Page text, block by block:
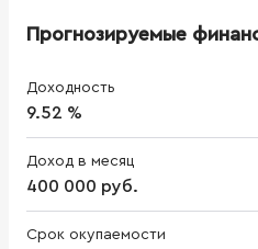
Прогнозируемые
Доходность
9.52 %
Доход в месяц
400 000 руб.
Срок окупаемости